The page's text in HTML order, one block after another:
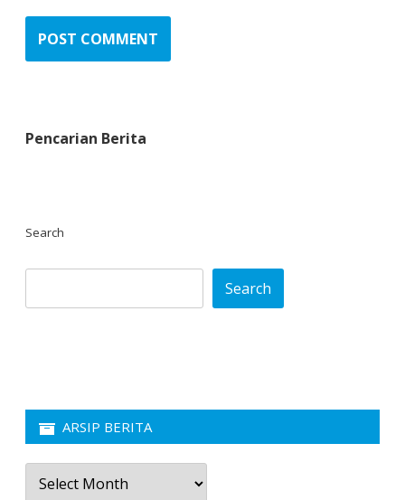
Pencarian Berita
Search
Search
ARSIP BERITA
Arsip
Berita